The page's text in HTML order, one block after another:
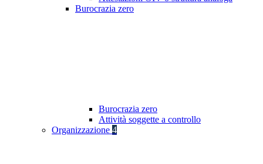
Burocrazia zero
Burocrazia zero
Attività soggette a controllo
Organizzazione 4